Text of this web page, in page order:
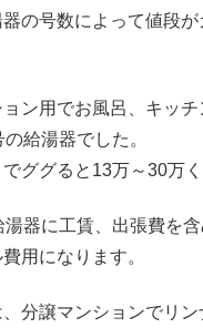
の号数によって値段が
ン用でお風呂、キッ
給湯器でした。
ググると13万～30万く
器に工賃、出張費を
用になります。
分譲マンションでリン